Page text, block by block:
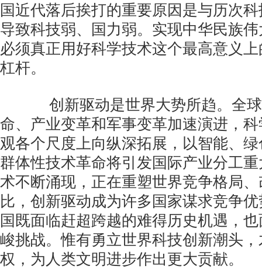
国近代落后挨打的重要原因是与历次
导致科技弱、国力弱。实现中华民族
必须真正用好科学技术这个最高意义
杠杆。
创新驱动是世界大势所趋。全球
命、产业变革和军事变革加速演进，
观各个尺度上向纵深拓展，以智能、
群体性技术革命将引发国际产业分工
术不断涌现，正在重塑世界竞争格局
比，创新驱动成为许多国家谋求竞争
国既面临赶超跨越的难得历史机遇，
峻挑战。惟有勇立世界科技创新潮头
权，为人类文明进步作出更大贡献。